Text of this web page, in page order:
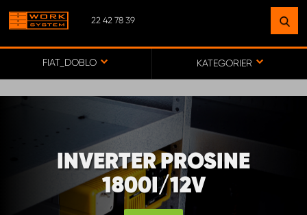
22 42 78 39
FIAT_DOBLO KATEGORIER
INVERTER PROSINE
1800I/12V
NÆR DEG
GÅ TIL KARTET
MONTERING BÆRUM
MONTERING FREDRIKSTAD